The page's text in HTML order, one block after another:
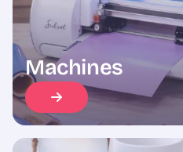
Machines